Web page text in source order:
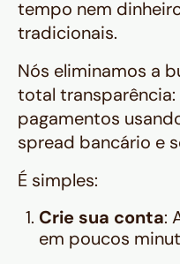
tempo nem
tradicionais.
Nós eliminamos a
total
pagamentos
spread bancário e
É simples:
Crie sua conta:
em poucos